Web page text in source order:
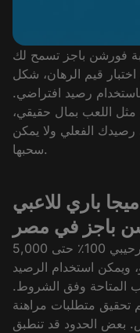
فورشن باجز تسمح لك
اختبار قيم الرهان، شكل
رصيد افتراضي.
مثل اللعب بمال حقيقي،
رصيدك الفعلي ولا يمكن
سحبها.
باري للاعبي
باجز في مصر
نمنح اللاعبين الجدد من مصر بونص ترحيبي 100٪ حتى 5,000
ويمكن استخدام الرصيد
المتاحة وفق الشروط.
تحقيق متطلبات مراهنة
بعض الحدود قد تنطبق